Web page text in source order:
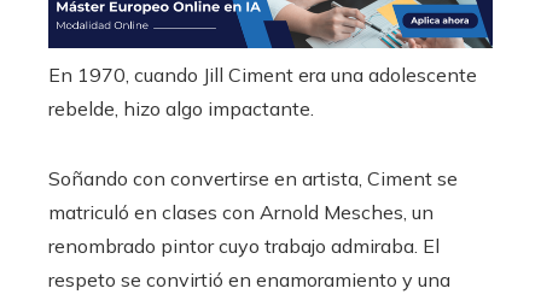
En 1970, cuando Jill Ciment era una adolescente
rebelde, hizo algo impactante.
Soñando con convertirse en artista, Ciment se
matriculó en clases con Arnold Mesches, un
renombrado pintor cuyo trabajo admiraba. El
respeto se convirtió en enamoramiento y una